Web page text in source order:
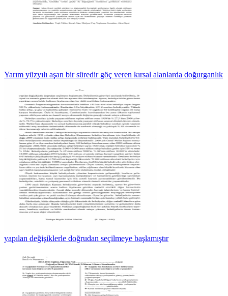
Yarım yüzyılı aşan bir süredir göç veren kırsal alanlarda doğurganlık
yapılan değişiklerle doğrudan seçilmeye başlamıştır